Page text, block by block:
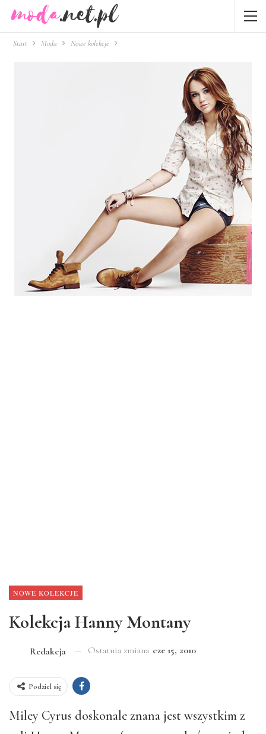
Start Moda Nowe kolekcje
NOWE KOLEKCJE
Kolekcja Hanny Montany
Redakcja Ostatnia zmiana cze 15, 2010
Podziel się
Miley Cyrus doskonale znana jest wszystkim z